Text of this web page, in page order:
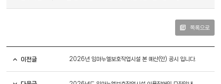
목록으로
이전글 2026년 임마누엘보호작업시설 본 예산(안) 공시 입니다.